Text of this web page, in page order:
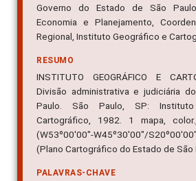
Governo do Estado de São
Economia e Planejamento,
Regional, Instituto Geográfico e
RESUMO
INSTITUTO GEOGRÁFICO E
Divisão administrativa e judiciária
Paulo. São Paulo, SP:
Cartográfico, 1982. 1 mapa,
(W53º00'00"-W45º30'00"/
(Plano Cartográfico do Estado de São
PALAVRAS-CHAVE